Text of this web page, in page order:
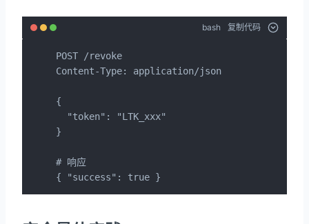
bash 复制代码
POST /revoke
Content-Type: application/json
{
  "token": "LTK_xxx"
}
# 响应
{ "success": true }